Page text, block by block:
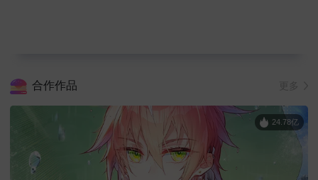
合作作品
24.78亿